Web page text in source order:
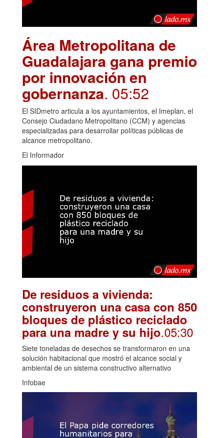
Área Metropolitana de
Guadalajara gana premio
por innovación en
gobernanza. 05:52
El SIDmetro articula a los ayuntamientos, el Imeplan, el
Consejo Ciudadano Metropolitano (CCM) y agencias
especializadas para desarrollar políticas públicas de
alcance metropolitano.
El Informador
De residuos a vivienda:
construyeron una casa con 850
bloques de plástico reciclado
para una madre y su hijo.05:30
Siete toneladas de desechos se transformaron en una
solución habitacional que mostró el alcance social y
ambiental de un sistema constructivo alternativo
Infobae